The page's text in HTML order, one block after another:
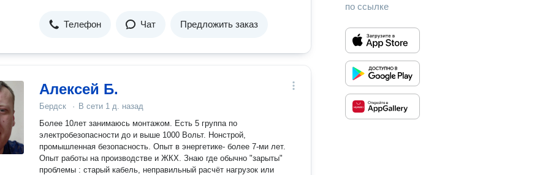
Телефон Чат Предложить заказ
Алексей Б.
Бердск · В сети 1 д. назад
Более 10лет занимаюсь монтажом. Есть 5 группа по
электробезопасности до и выше 1000 Вольт. Нонстрой,
промышленная безопасность. Опыт в энергетике- более 7-ми лет.
Опыт работы на производстве и ЖКХ. Знаю где обычно "зарыты"
проблемы : старый кабель, неправильный расчёт нагрузок или
по ссылке